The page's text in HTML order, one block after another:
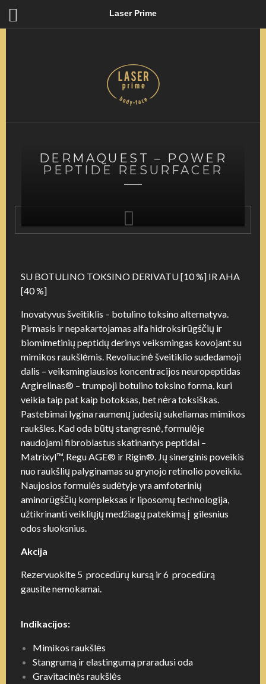
Laser Prime
DERMAQUEST – POWER
PEPTIDE RESURFACER
SU BOTULINO TOKSINO DERIVATU [10 %] IR AHA
[40 %]
Inovatyvus šveitiklis – botulino toksino alternatyva.
Pirmasis ir nepakartojamas alfa hidroksirūgščių ir
biomimetinių peptidų derinys veiksmingas kovojant su
mimikos raukšlėmis. Revoliucinė šveitiklio sudedamoji
dalis – veiksmingiausios koncentracijos neuropeptidas
Argirelinas® – trumpoji botulino toksino forma, kuri
veikia taip pat kaip botoksas, bet nėra toksiškas.
Pastebimai lygina raumenų judesių sukeliamas mimikos
raukšles. Kad oda būtų stangresnė, formulėje
naudojami fibroblastus skatinantys peptidai –
Matrixyl™, Regu AGE® ir Rigin®. Jų sinerginis poveikis
nuo raukšlių palyginamas su grynojo retinolio poveikiu.
Naujosios formulės sudėtyje yra amfoterinių
aminorūgščių kompleksas ir liposomų technologija,
užtikrinanti veikliųjų medžiagų patekimą į gilesnius
odos sluoksnius.
Akcija
Rezervuokite 5 procedūrų kursą ir 6 procedūrą
gausite nemokamai.
Indikacijos:
Mimikos raukšlės
Stangrumą ir elastingumą praradusi oda
Gravitacinės raukšlės